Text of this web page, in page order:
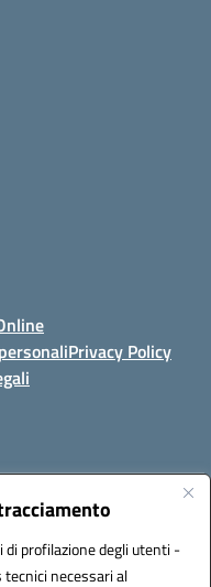
profilazione degli utenti -
necessari al
Privacy Policy
- Palermo